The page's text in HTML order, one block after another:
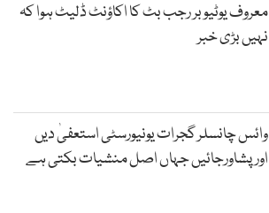
معروف یوٹیوبر رجب بٹ کا اکاؤنٹ ڈلیٹ ہوا کہ
نہیں بڑی خبر
وائس چانسلر گجرات یونیورسٹی استعفیٰ دیں
اورپشاورجائیں جہاں اصل منشیات بکتی ہے